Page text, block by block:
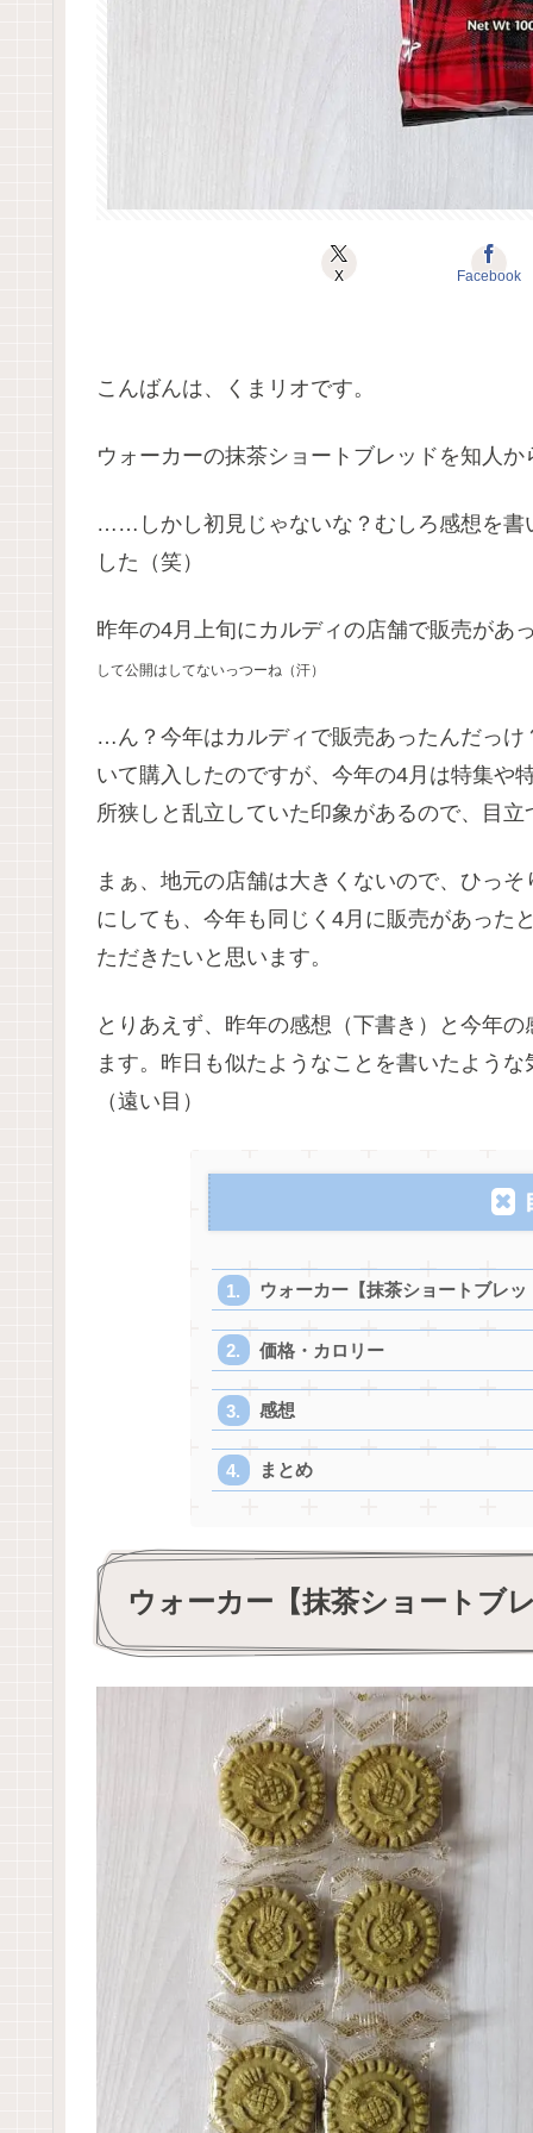
X Facebook
こんばんは、くまリオです。
ウォーカーの抹茶ショートブレッドを知人
……しかし初見じゃないな？むしろ感想を
した（笑）
昨年の4月上旬にカルディの店舗で販売があ
して公開はしてないっつーね（汗）
…ん？今年はカルディで販売あったんだっ
いて購入したのですが、今年の4月は特集や
所狭しと乱立していた印象があるので、目
まぁ、地元の店舗は大きくないので、ひっ
にしても、今年も同じく4月に販売があった
ただきたいと思います。
とりあえず、昨年の感想（下書き）と今年
ます。昨日も似たようなことを書いたよう
（遠い目）
ウォーカー【抹茶ショートブレッ
価格・カロリー
感想
まとめ
ウォーカー【抹茶ショートブ